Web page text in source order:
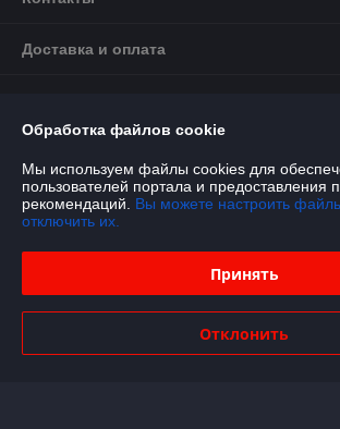
Доставка и оплата
Политика обработки cookies
Сайт создан на платформе Deal.by
Информация для покупателя
Обработка файлов cookie
Мы используем файлы cookies для
пользователей портала и предоставления
рекомендаций. Вы можете настроить
отключить их.
Принять
Отклонить